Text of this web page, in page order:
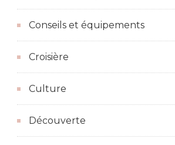
Conseils et équipements
Croisière
Culture
Découverte